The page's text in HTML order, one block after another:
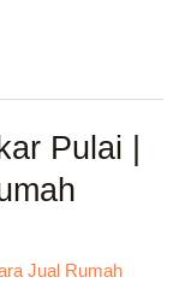
Pulai |
Jual Rumah